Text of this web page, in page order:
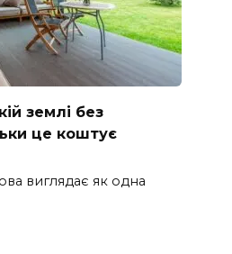
землі без
це коштує
виглядає як одна